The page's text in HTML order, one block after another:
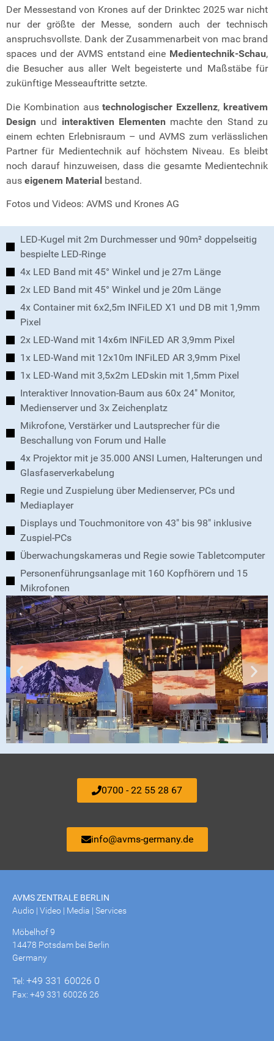
Der Messestand von Krones auf der Drinktec 2025 war nicht
nur der größte der Messe, sondern auch der technisch
anspruchsvollste. Dank der Zusammenarbeit von mac brand
spaces und der AVMS entstand eine Medientechnik-Schau,
die Besucher aus aller Welt begeisterte und Maßstäbe für
zukünftige Messeauftritte setzte.
Die Kombination austechnologischer Exzellenz, kreativem
Design und interaktiven Elementen machte den Stand zu
einem echten Erlebnisraum – und AVMS zum verlässlichen
Partner für Medientechnik auf höchstem Niveau. Es bleibt
noch darauf hinzuweisen, dass die gesamte Medientechnik
aus eigenem Material bestand.
Fotos und Videos: AVMS und Krones AG
LED-Kugel mit 2m Durchmesser und 90m² doppelseitig
bespielte LED-Ringe
4x LED Band mit 45° Winkel und je 27m Länge
2x LED Band mit 45° Winkel und je 20m Länge
4x Container mit 6x2,5m INFiLED X1 und DB mit 1,9mm
Pixel
2x LED-Wand mit 14x6m INFiLED AR 3,9mm Pixel
1x LED-Wand mit 12x10m INFiLED AR 3,9mm Pixel
1x LED-Wand mit 3,5x2m LEDskin mit 1,5mm Pixel
Interaktiver Innovation-Baum aus 60x 24" Monitor,
Medienserver und 3x Zeichenplatz
Mikrofone, Verstärker und Lautsprecher für die
Beschallung von Forum und Halle
4x Projektor mit je 35.000 ANSI Lumen, Halterungen und
Glasfaserverkabelung
Regie und Zuspielung über Medienserver, PCs und
Mediaplayer
Displays und Touchmonitore von 43" bis 98" inklusive
Zuspiel-PCs
Überwachungskameras und Regie sowie Tabletcomputer
Personenführungsanlage mit 160 Kopfhörern und 15
Mikrofonen
0700 - 22 55 28 67
info@avms-germany.de
AVMS ZENTRALE BERLIN
Audio | Video | Media | Services
Möbelhof 9
14478 Potsdam bei Berlin
Germany
Tel: +49 331 60026 0
Fax: +49 331 60026 26